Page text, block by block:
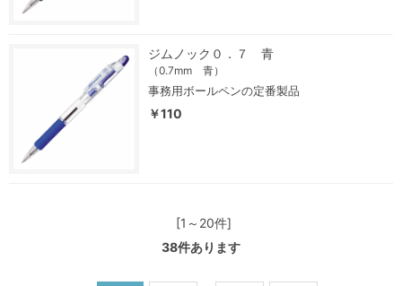
ジムノック０．７ 青
（0.7mm 青）
事務用ボールペンの定番製品
￥110
[1～20件]
38件あります